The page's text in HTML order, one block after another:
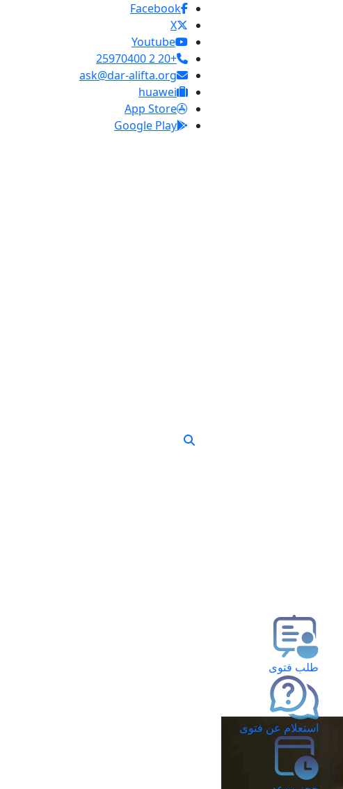
Facebook
X
Youtube
+20 2 25970400
ask@dar-alifta.org
huawei
App Store
Google Play
طلب فتوى
استعلام عن فتوى